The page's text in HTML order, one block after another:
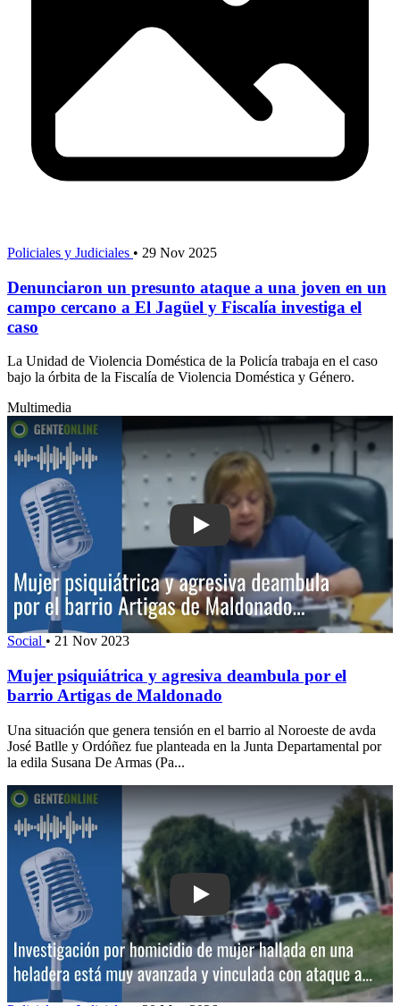
Policiales y Judiciales • 29 Nov 2025
Denunciaron un presunto ataque a una joven en un
campo cercano a El Jagüel y Fiscalía investiga el
caso
La Unidad de Violencia Doméstica de la Policía trabaja en el caso
bajo la órbita de la Fiscalía de Violencia Doméstica y Género.
Multimedia
Play: Mujer psiquiátrica y agresiva
Social • 21 Nov 2023
Mujer psiquiátrica y agresiva deambula por el
barrio Artigas de Maldonado
Una situación que genera tensión en el barrio al Noroeste de avda
José Batlle y Ordóñez fue planteada en la Junta Departamental por
la edila Susana De Armas (Pa...
Play: Investigación por homicidio de